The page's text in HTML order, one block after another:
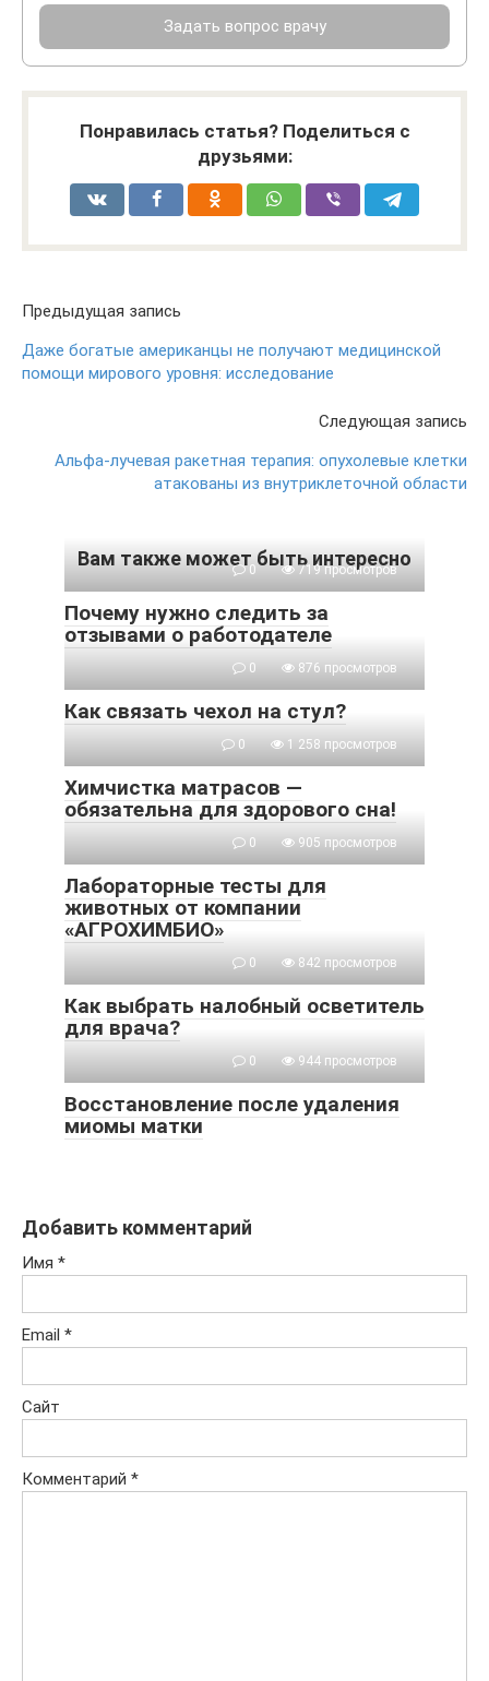
Задать вопрос врачу
Понравилась статья? Поделиться с
друзьями:
Предыдущая запись
Даже богатые американцы не получают медицинской
помощи мирового уровня: исследование
Следующая запись
Альфа-лучевая ракетная терапия: опухолевые клетки
атакованы из внутриклеточной области
Вам также может быть интересно
0 719 просмотров
Почему нужно следить за
отзывами о работодателе
0 876 просмотров
Как связать чехол на стул?
0 1 258 просмотров
Химчистка матрасов —
обязательна для здорового сна!
0 905 просмотров
Лабораторные тесты для
животных от компании
«АГРОХИМБИО»
0 842 просмотров
Как выбрать налобный осветитель
для врача?
0 944 просмотров
Восстановление после удаления
миомы матки
Добавить комментарий
Имя *
Email *
Сайт
Комментарий *